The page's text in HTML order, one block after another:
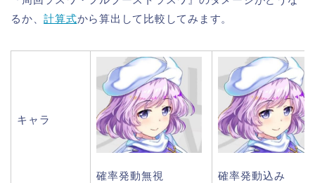
るか、計算式から算出して比較してみます。
キャラ
確率発動無視 確率発動込み